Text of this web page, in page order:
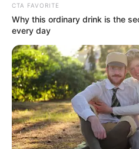
gekauft wird, ist das eine
dadurch der Preis ändert.
CTA FAVORITE
Why this ordinary drink is the
every day